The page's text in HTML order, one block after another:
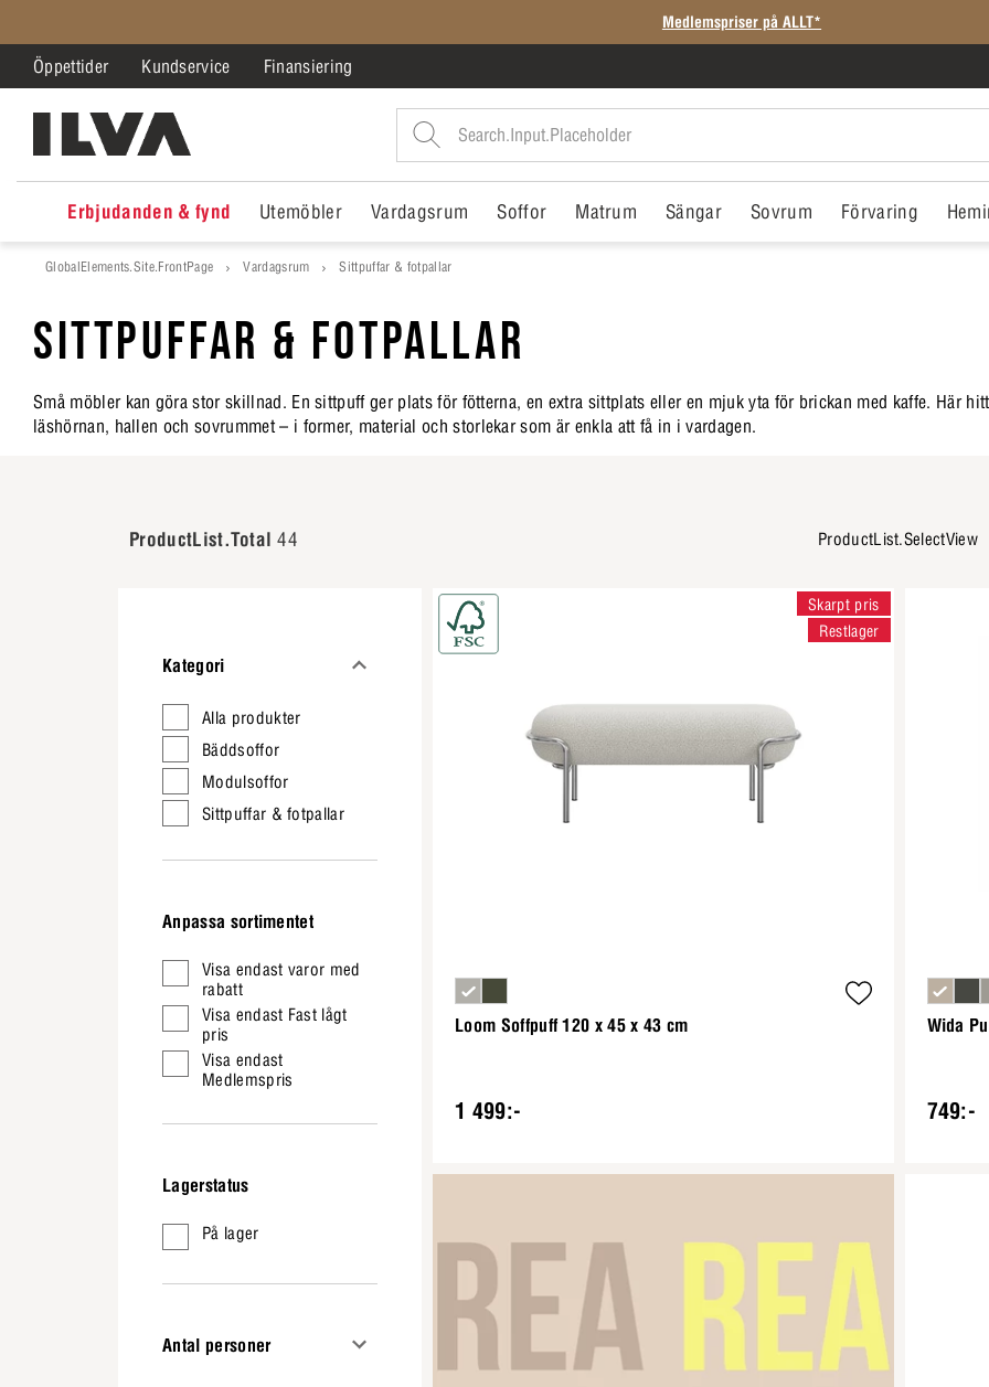
SISTA CHANSEN: Rean slutar på söndag
Öppettider Kundservice Finansiering
Erbjudanden & fynd Utemöbler Vardagsrum Soffor Matrum Sängar Sovrum Förvaring
GlobalElements.Site.FrontPage Vardagsrum Sittpuffar & fotpallar
SITTPUFFAR & FOTPALLAR
Små möbler kan göra stor skillnad. En sittpuff ger plats för fötterna, en extra sittplats eller en mjuk yta för brickan med kaffe. Här
läshörnan, hallen och sovrummet – i former, material och storlekar som är enkla att få in i vardagen.
ProductList.Total 44 ProductList.SelectView
Kategori
Alla produkter
Bäddsoffor
Modulsoffor
Sittpuffar & fotpallar
Anpassa sortimentet
Visa endast varor med
rabatt
Visa endast Fast lågt
pris
Visa endast
Medlemspris
Lagerstatus
På lager
Antal personer
Loom Soffpuff 120 x 45 x 43 cm
1 499:-
Skarpt pris
Restlager
Wida
749:-